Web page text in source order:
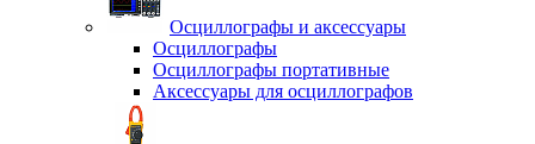
Осциллографы и аксессуары
Осциллографы
Осциллографы портативные
Аксессуары для осциллографов